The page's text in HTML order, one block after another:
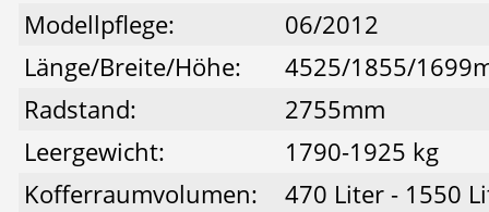
Modellpflege:
06/2012
Länge/Breite/Höhe:
4525/1855/
Radstand:
2755mm
Leergewicht:
1790-1925 kg
Kofferraumvolumen:
470 Liter - 1550